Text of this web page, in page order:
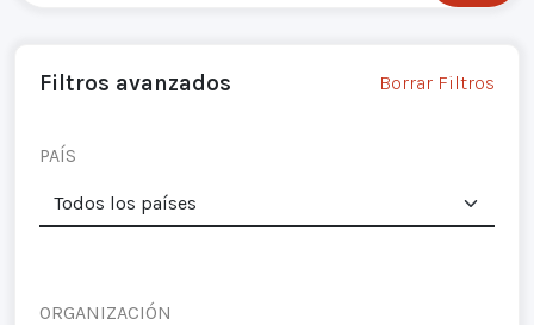
Filtros avanzados Borrar Filtros
PAÍS
ORGANIZACIÓN